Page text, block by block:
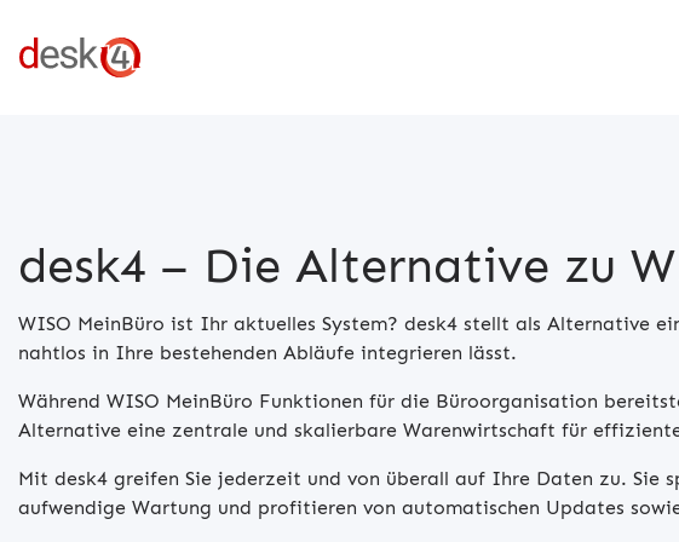
desk4 – Die Alternative zu
WISO MeinBüro ist Ihr aktuelles System? desk4 stellt als Alternative
nahtlos in Ihre bestehenden Abläufe integrieren lässt.
Während WISO MeinBüro Funktionen für die Büroorganisation
Alternative eine zentrale und skalierbare Warenwirtschaft für
Mit desk4 greifen Sie jederzeit und von überall auf Ihre Daten zu. Sie
aufwendige Wartung und profitieren von automatischen Updates